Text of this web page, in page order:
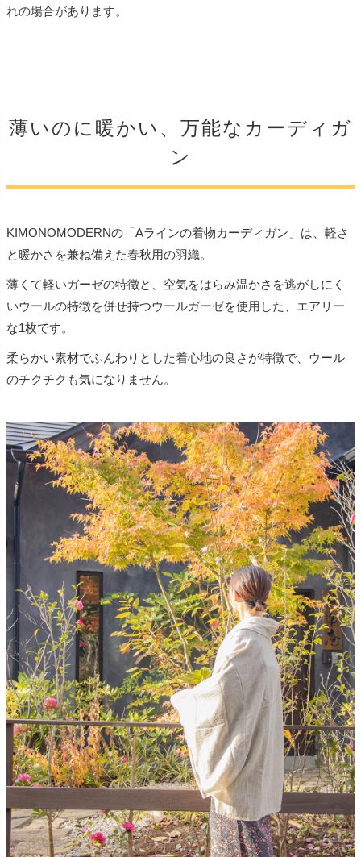
れの場合があります。
薄いのに暖かい、万能なカーディガ
ン
KIMONOMODERNの「Aラインの着物カーディガン」は、軽さ
と暖かさを兼ね備えた春秋用の羽織。
薄くて軽いガーゼの特徴と、空気をはらみ温かさを逃がしにく
いウールの特徴を併せ持つウールガーゼを使用した、エアリー
な1枚です。
柔らかい素材でふんわりとした着心地の良さが特徴で、ウール
のチクチクも気になりません。